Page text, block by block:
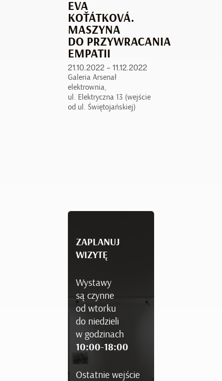
EVA
KOŤÁTKOVÁ.
MASZYNA
DO PRZYWRACANIA
EMPATII
21.10.2022 – 11.12.2022
Galeria Arsenał
elektrownia,
ul. Elektryczna 13 (wejście
od ul. Świętojańskiej)
ZAPLANUJ
WIZYTĘ
Wystawy
są czynne
od wtorku
do niedzieli
w godzinach
10:00-18:00
Ostatnie wejście